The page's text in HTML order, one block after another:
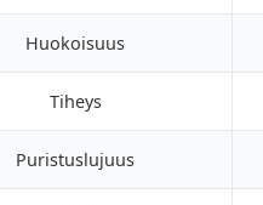
Huokoisuus
Tiheys
Puristuslujuus